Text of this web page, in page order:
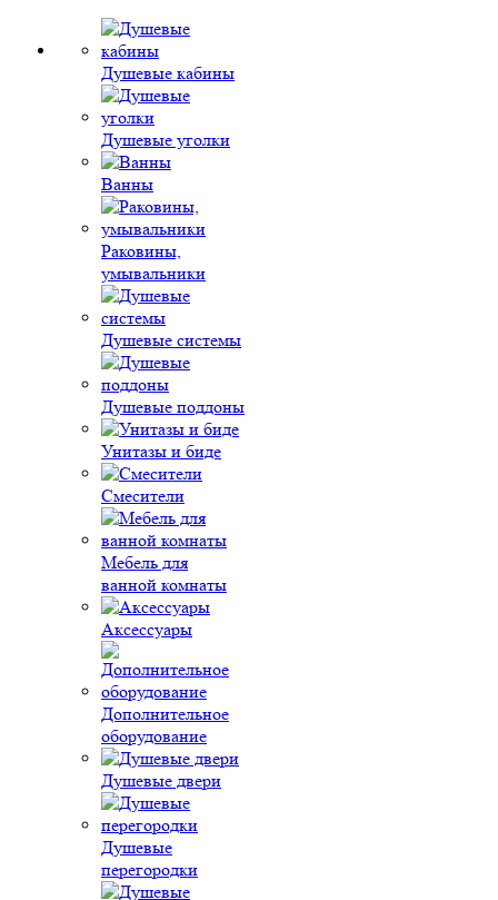
Душевые кабины
Душевые уголки
Ванны
Раковины,
умывальники
Душевые системы
Душевые поддоны
Унитазы и биде
Смесители
Мебель для
ванной комнаты
Аксессуары
Дополнительное
оборудование
Душевые двери
Душевые
перегородки